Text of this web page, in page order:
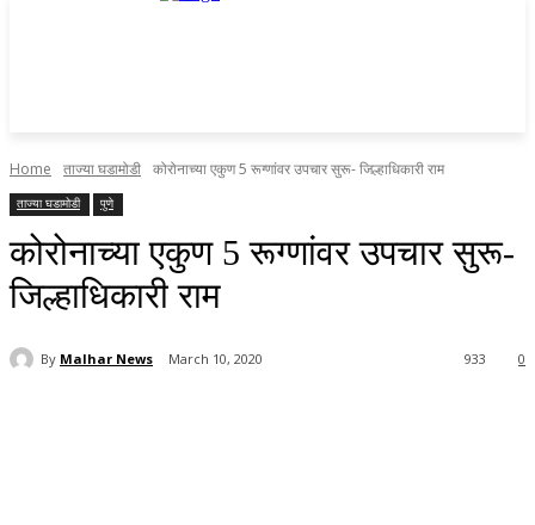
Home ताज्या घडामोडी कोरोनाच्या एकुण 5 रूग्णांवर उपचार सुरू- जिल्हाधिकारी राम
ताज्या घडामोडी पुणे
कोरोनाच्या एकुण 5 रूग्णांवर उपचार सुरू-
जिल्हाधिकारी राम
By Malhar News March 10, 2020 0
933